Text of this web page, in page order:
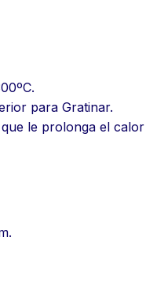
para Gratinar.
le prolonga el